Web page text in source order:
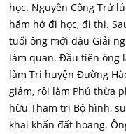
học. Nguyền Công Trứ
hăm hở đi học, đi thi.
tuổi ông mới đậu Giải
làm quan. Đầu tiên ông
làm Tri huyện Đường
giám, rồi làm Phủ thừa
hữu Tham tri Bộ hình,
khai khấn đất hoang.